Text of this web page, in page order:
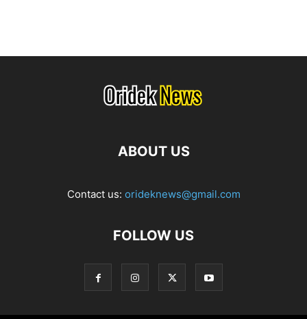
ABOUT US
Contact us: orideknews@gmail.com
FOLLOW US